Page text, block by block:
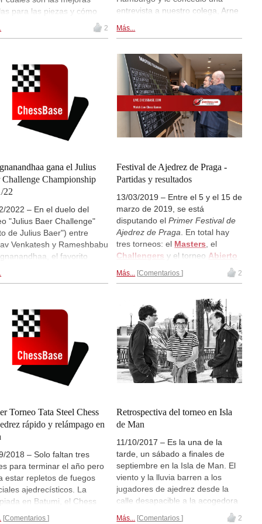
para las piezas y cómo
que hacer para adaptarse a
nueva situación que
que pensar un buen plan.
de buscar la victoria o la
directamente, a menudo
ser más fácil identificar a
pieza determinada que
mejorar su posición y su
Incluso mejorar la
ser un concepto para
la inseguridad a la hora de
la posición.
2
entrevista a nuestro colega, Arne
Praggnanandhaa ya ha
la victoria en el Julius Baer
Challenge Championship 2022.
En nuestra entrevista,
Praggnanandhaa compartió sus
impresiones sobre diversos
temas, desde sus inicios en el
ajedrez hasta su actual régimen
de entrenamiento con el
objetivos futuros.
Más...
gana el Julius
Challenge Championship
22
2022 – En el duelo del
"Julius Baer Challenge"
de Julius Baer") entre
Venkatesh y Rameshbabu
el favorito
dominó
la competición. Tras
perdió la primera partida
en la modalidad de
de ajedrez relámpago,
a continuación ganó las
partidas y se coronó
| Foto: Julius Baer
Festival de Ajedrez de Praga -
Partidas y resultados
13/03/2019 – Entre el 5 y el 15 de
marzo de 2019, se está
disputando elPrimer Festival de
Ajedrez de Praga . En total hay
tres torneos: el Masters , el
Challengers y el torneo Abierto
. El favorito del torneo Masters
es Jan-Krzysztof Duda. Hay
live.chessbase.com
Foto: Vladimír Jagr
Más... Comentarios 2
Torneo Tata Steel Chess
rápido y relámpago en
2018 – Solo faltan tres
para terminar el año pero
estar repletos de fuegos
ajedrecísticos. La
en Batumi, el Chess
de Londres, el
Comentarios
Retrospectiva del torneo en Isla
de Man
11/10/2017 – Es la una de la
tarde, un sábado a finales de
septiembre en la Isla de Man. El
viento y la lluvia barren a los
jugadores de ajedrez desde la
calle desapacible a la acogedora
Más... Comentarios 2